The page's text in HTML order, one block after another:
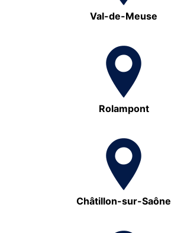
Val-de-Meuse
Rolampont
Châtillon-sur-Saône